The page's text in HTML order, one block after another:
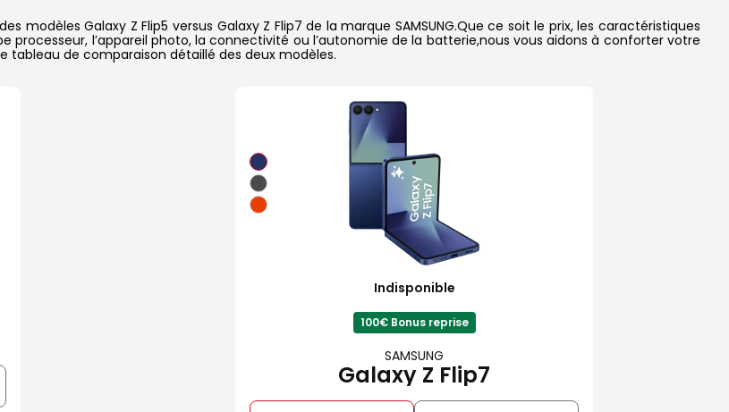
Galaxy Z Flip5 versus Galaxy Z Flip7 de la marque SAMSUNG.Que ce soit le prix, les caractéristiques
processeur, l’appareil photo, la connectivité ou l’autonomie de la batterie,nous vous aidons à conforter votre
de comparaison détaillé des deux modèles.
Indisponible
100€ Bonus reprise
SAMSUNG
Galaxy Z Flip7